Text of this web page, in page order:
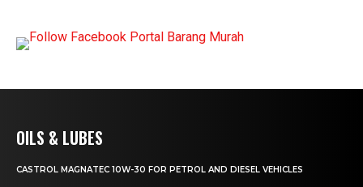
OILS & LUBES
CASTROL MAGNATEC 10W-30 FOR PETROL AND DIESEL VEHICLES